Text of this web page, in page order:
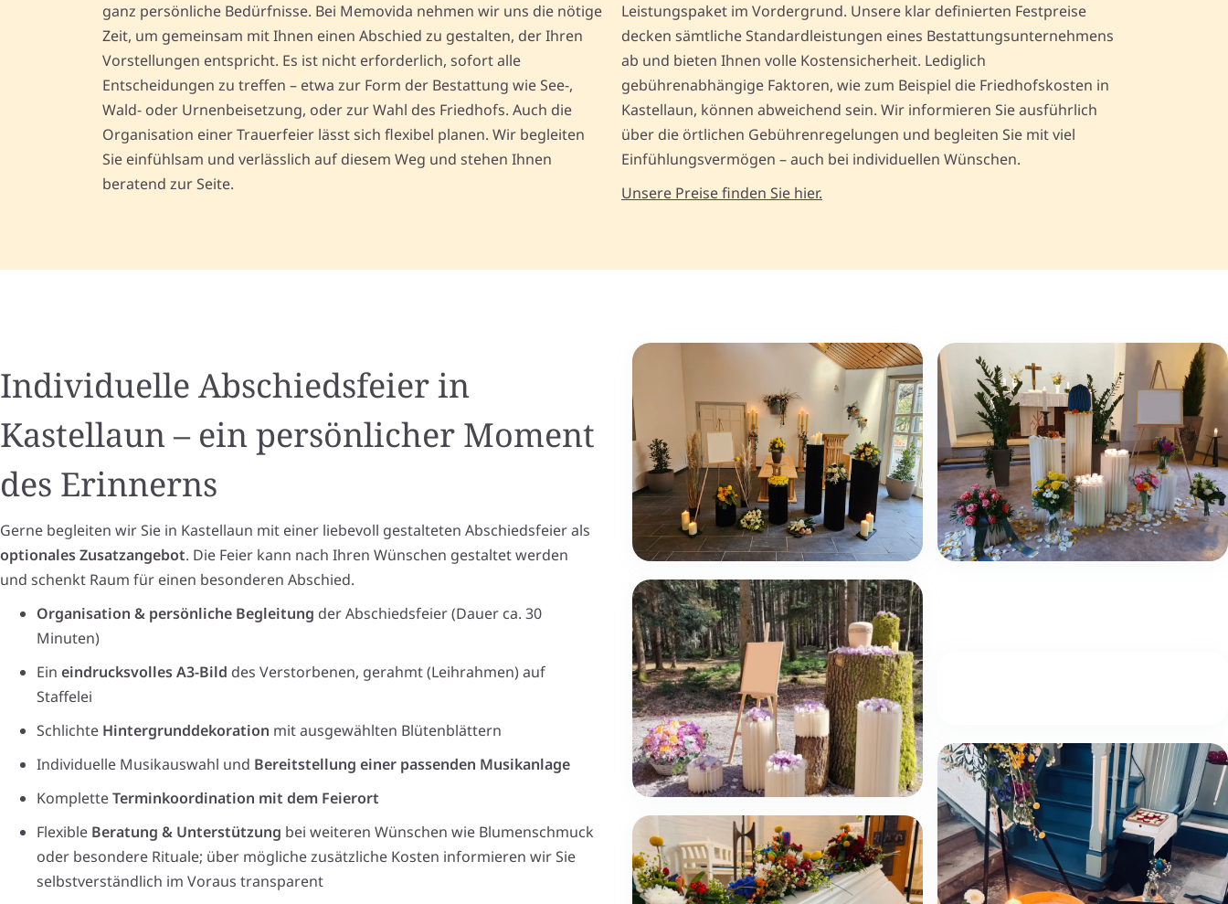
ganz persönliche Bedürfnisse. Bei Memovida nehmen wir uns die nötige
Zeit, um gemeinsam mit Ihnen einen Abschied zu gestalten, der Ihren
Vorstellungen entspricht. Es ist nicht erforderlich, sofort alle
Entscheidungen zu treffen – etwa zur Form der Bestattung wie See-,
Wald- oder Urnenbeisetzung, oder zur Wahl des Friedhofs. Auch die
Organisation einer Trauerfeier lässt sich flexibel planen. Wir begleiten
Sie einfühlsam und verlässlich auf diesem Weg und stehen Ihnen
beratend zur Seite.
Leistungspaket im Vordergrund. Unsere klar definierten Festpreise
decken sämtliche Standardleistungen eines Bestattungsunternehmens
ab und bieten Ihnen volle Kostensicherheit. Lediglich
gebührenabhängige Faktoren, wie zum Beispiel die Friedhofskosten in
Kastellaun, können abweichend sein. Wir informieren Sie ausführlich
über die örtlichen Gebührenregelungen und begleiten Sie mit viel
Einfühlungsvermögen – auch bei individuellen Wünschen.
Unsere Preise finden Sie hier.
Individuelle Abschiedsfeier in
Kastellaun – ein persönlicher Moment
des Erinnerns
Gerne begleiten wir Sie in Kastellaun mit einer liebevoll gestalteten Abschiedsfeier als
optionales Zusatzangebot. Die Feier kann nach Ihren Wünschen gestaltet werden
und schenkt Raum für einen besonderen Abschied.
Organisation & persönliche Begleitung der Abschiedsfeier (Dauer ca. 30
Minuten)
Ein eindrucksvolles A3-Bild des Verstorbenen, gerahmt (Leihrahmen) auf
Staffelei
Schlichte Hintergrunddekoration mit ausgewählten Blütenblättern
Individuelle Musikauswahl und Bereitstellung einer passenden Musikanlage
KompletteTerminkoordination mit dem Feierort
Flexible Beratung & Unterstützung bei weiteren Wünschen wie Blumenschmuck
oder besondere Rituale; über mögliche zusätzliche Kosten informieren wir Sie
selbstverständlich im Voraus transparent